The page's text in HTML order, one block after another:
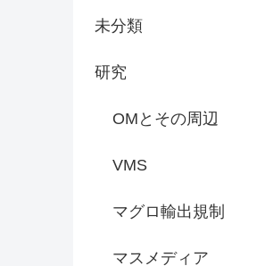
未分類
研究
OMとその周辺
VMS
マグロ輸出規制
マスメディア